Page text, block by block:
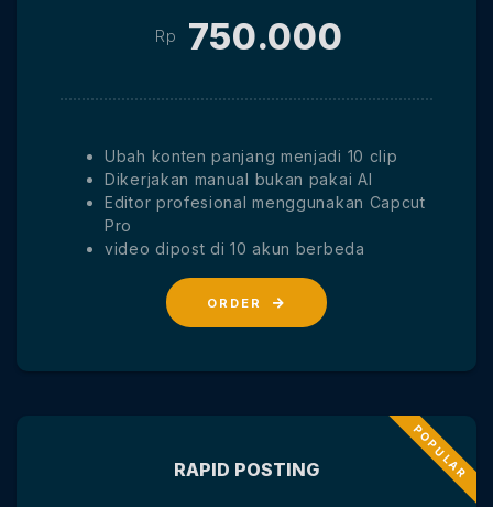
Rp 750.000
Ubah konten panjang menjadi 10 clip
Dikerjakan manual bukan pakai AI
Editor profesional menggunakan Capcut
Pro
video dipost di 10 akun berbeda
ORDER
RAPID POSTING